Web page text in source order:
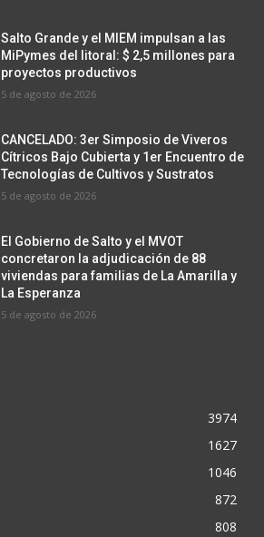
Salto Grande y el MIEM impulsan a las
MiPymes del litoral: $ 2,5 millones para
proyectos productivos
5 de agosto de 2026
CANCELADO: 3er Simposio de Viveros
Cítricos Bajo Cubierta y 1er Encuentro de
Tecnologías de Cultivos y Sustratos
5 de agosto de 2026
El Gobierno de Salto y el MVOT
concretaron la adjudicación de 88
viviendas para familias de La Amarilla y
La Esperanza
5 de agosto de 2026
3974
1627
1046
872
808